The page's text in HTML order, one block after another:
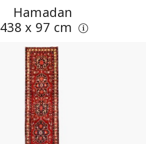
Hamadan
438 x 97 cm